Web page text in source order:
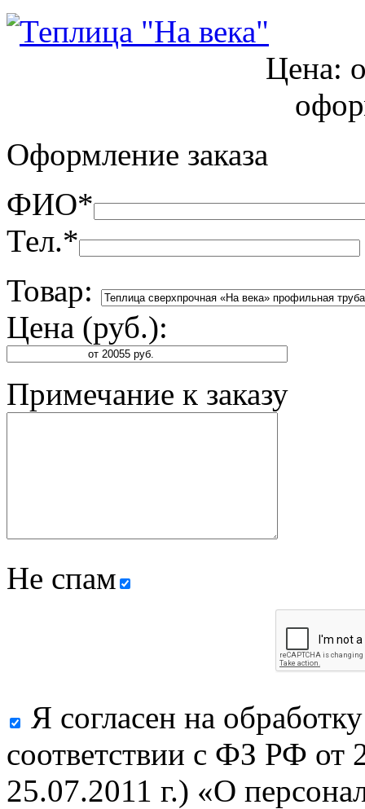
Цена:
Оформление заказа
ФИО*
Тел.*
Товар:
Цена (руб.):
Примечание к заказу
Не спам
Я согласен на
соответствии с ФЗ РФ
25.07.2011 г.) «О